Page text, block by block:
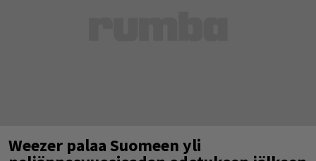
Weezer palaa Suomeen yli